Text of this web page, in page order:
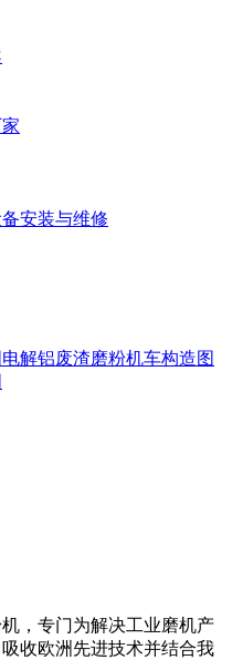
安装与维修
解铝废渣磨粉机车构造图
，专门为解决工业磨机产
收欧洲先进技术并结合我